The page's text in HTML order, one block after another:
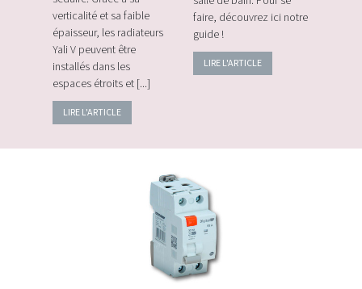
verticalité et sa faible
épaisseur, les radiateurs
Yali V peuvent être
installés dans les
espaces étroits et [...]
LIRE L'ARTICLE
faire, découvrez ici notre
guide !
LIRE L'ARTICLE